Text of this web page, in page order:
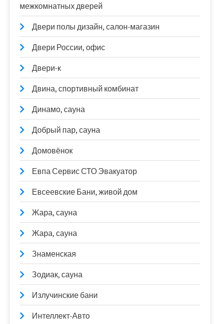
межкомнатных дверей
Двери полы дизайн, салон-магазин
Двери России, офис
Двери-к
Двина, спортивный комбинат
Динамо, сауна
Добрый пар, сауна
Домовёнок
Евпа Сервис СТО Эвакуатор
Евсеевские Бани, живой дом
Жара, сауна
Жара, сауна
Знаменская
Зодиак, сауна
Излучинские бани
Интеллект-Авто